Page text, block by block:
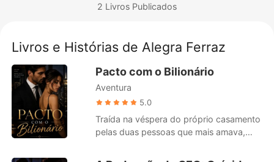
Baixar App
Lobisomem
Romance
Bilionários
Ranking
2 Livros Publicados
Livros e Histórias de Alegra Ferraz
Pacto com o Bilionário
Aventura
5.0
​Traída na véspera do próprio casamento
pelas duas pessoas que mais amava,